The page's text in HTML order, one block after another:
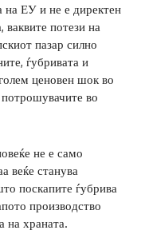
на ЕУ и не е директен
ваквите потези на
пазар силно
ѓубривата и
ценовен шок во
во
не е само
веќе станува
поскапите ѓубрива
производство
на храната.